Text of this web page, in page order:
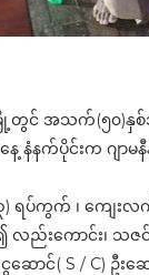
မြို့တွင် အသက်(၅၀)
က်နေ့ နံနက်ပိုင်းက
ကွက် ၊ ကျေးလက်က
လည်းကောင်း၊ သ
ာင်( S / C) ဦးဆေ